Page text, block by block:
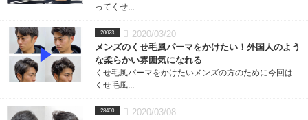
ってくせ...
20023
2020/03/20
メンズのくせ毛風パーマをかけたい！外国人のよう
な柔らかい雰囲気になれる
くせ毛風パーマをかけたいメンズの方のために今回は
くせ毛風...
28400
2020/03/08